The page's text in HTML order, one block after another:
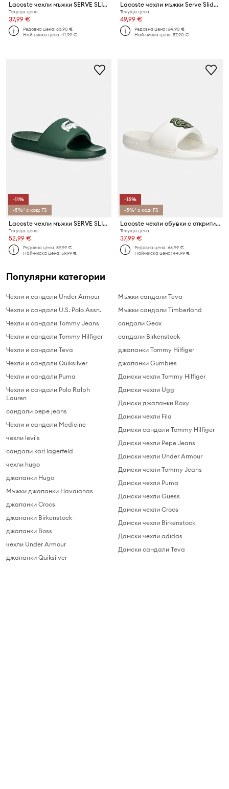
Lacoste чехли мъжки SERVE SLIDE 2.0
Текуща цена:
37,99 €
Редовна цена:63,90 €
Най-ниска цена:41,99 €
Lacoste чехли мъжки Serve Slide Dualiste
Текуща цена:
49,99 €
Редовна цена:64,90 €
Най-ниска цена:57,90 €
-11%
-5%* с код: FS
Lacoste чехли мъжки SERVE SLIDE 1.0
Текуща цена:
52,99 €
Редовна цена:59,99 €
Най-ниска цена:59,99 €
-15%
-5%* с код: FS
Lacoste чехли обувки с открити пръсти мъжки Serve Slide 1.0
Текуща цена:
37,99 €
Редовна цена:66,99 €
Най-ниска цена:44,99 €
Популярни категории
Чехли и сандали Under Armour
Чехли и сандали U.S. Polo Assn.
Чехли и сандали Tommy Jeans
Чехли и сандали Tommy Hilfiger
Чехли и сандали Teva
Чехли и сандали Quiksilver
Чехли и сандали Puma
Чехли и сандали Polo Ralph
Lauren
сандали pepe jeans
Чехли и сандали Medicine
чехли levi's
сандали karl lagerfeld
чехли hugo
джапанки Hugo
Мъжки джапанки Havaianas
джапанки Crocs
джапанки Birkenstock
джапанки Boss
чехли Under Armour
джапанки Quiksilver
Мъжки сандали Teva
Мъжки сандали Timberland
сандали Geox
сандали Birkenstock
джапанки Tommy Hilfiger
джапанки Gumbies
Дамски чехли Tommy Hilfiger
Дамски чехли Ugg
Дамски джапанки Roxy
Дамски чехли Fila
Дамски сандали Tommy Hilfiger
Дамски чехли Pepe Jeans
Дамски чехли Under Armour
Дамски чехли Tommy Jeans
Дамски чехли Puma
Дамски чехли Guess
Дамски чехли Crocs
Дамски чехли Birkenstock
Дамски чехли adidas
Дамски сандали Teva